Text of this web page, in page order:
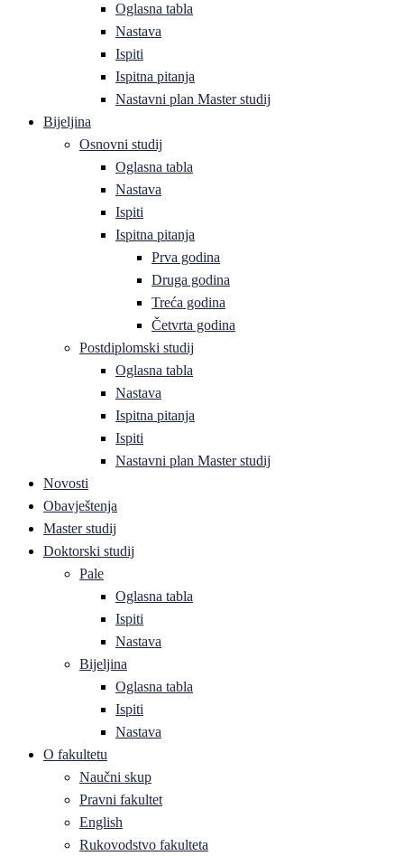
Oglasna tabla
Nastava
Ispiti
Ispitna pitanja
Nastavni plan Master studij
Bijeljina
Osnovni studij
Oglasna tabla
Nastava
Ispiti
Ispitna pitanja
Prva godina
Druga godina
Treća godina
Četvrta godina
Postdiplomski studij
Oglasna tabla
Nastava
Ispitna pitanja
Ispiti
Nastavni plan Master studij
Novosti
Obavještenja
Master studij
Doktorski studij
Pale
Oglasna tabla
Ispiti
Nastava
Bijeljina
Oglasna tabla
Ispiti
Nastava
O fakultetu
Naučni skup
Pravni fakultet
English
Rukovodstvo fakulteta